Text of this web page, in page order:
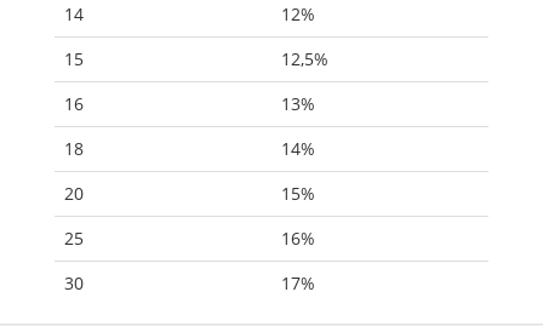
14
12%
15
12,5%
16
13%
18
14%
20
15%
25
16%
30
17%